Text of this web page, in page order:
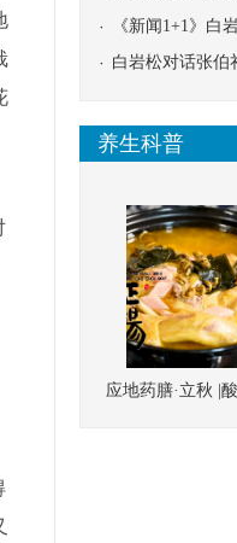
协同
《新闻1+1》白
医救治的临床效
白岩松对话张伯
养生科普
应地药膳·立秋 |